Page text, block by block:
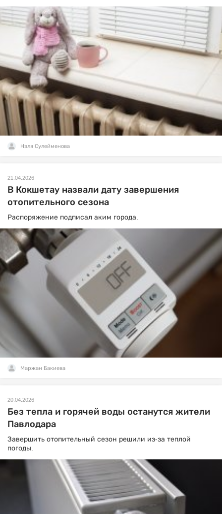
Нэля Сулейменова
21.04.2026
В Кокшетау назвали дату завершения
отопительного сезона
Распоряжение подписал аким города.
Маржан Бакиева
20.04.2026
Без тепла и горячей воды останутся жители
Павлодара
Завершить отопительный сезон решили из-за теплой
погоды.